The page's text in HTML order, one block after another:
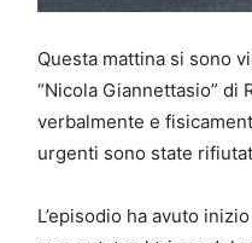
Questa mattina si sono
“Nicola Giannettasio” di
verbalmente e
urgenti sono state
L’episodio ha avuto